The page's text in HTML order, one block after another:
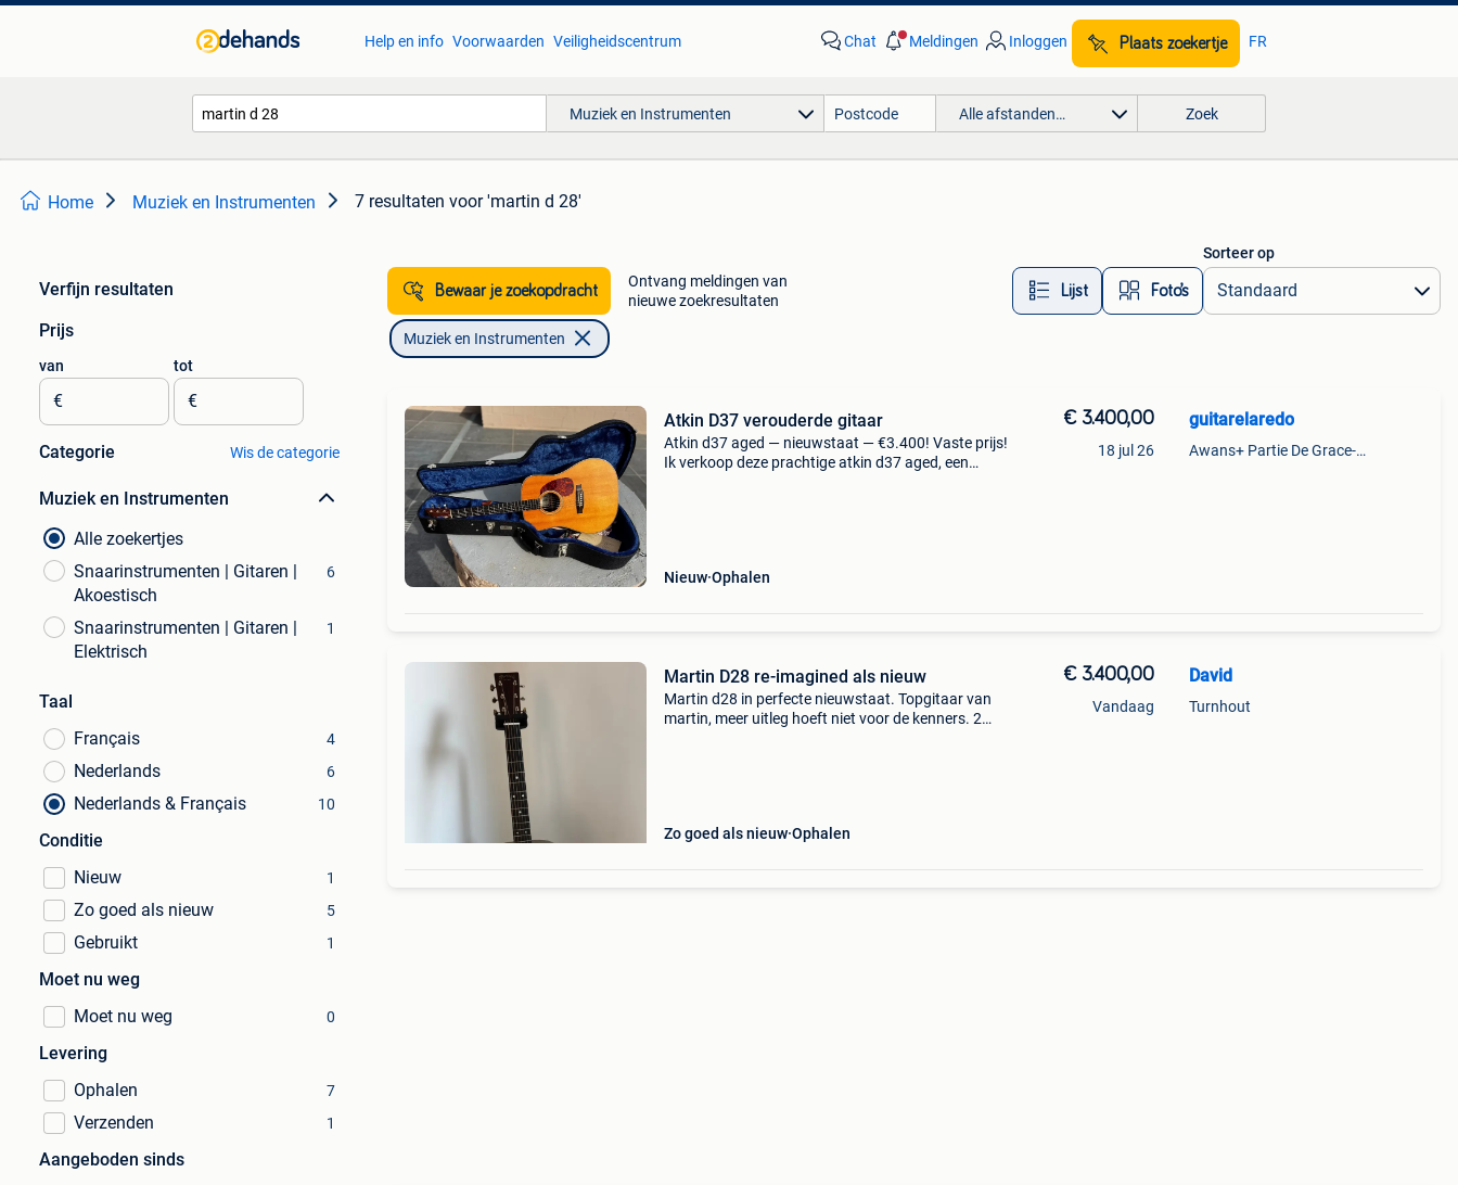
Help en info Voorwaarden Veiligheidscentrum Chat Meldingen Inloggen Plaats zoekertje FR
Muziek en Instrumenten Alle afstanden… Zoek
Home Muziek en Instrumenten 7 resultaten voor 'martin d 28'
Verfijn resultaten
Prijs
van
€
tot
€
Categorie Wis de categorie
Muziek en Instrumenten
Alle zoekertjes
Snaarinstrumenten | Gitaren |
Akoestisch
6
Snaarinstrumenten | Gitaren |
Elektrisch
1
Taal
Français
4
Nederlands 6
Nederlands & Français 10
Conditie
Nieuw
1
Zo goed als nieuw 5
Gebruikt 1
Moet nu weg
Moet nu weg
0
Levering
Ophalen
7
Verzenden 1
Aangeboden sinds
Bewaar je zoekopdracht
Ontvang meldingen van
nieuwe zoekresultaten
Lijst Foto’s
Sorteer op
Muziek en Instrumenten
Atkin D37 verouderde gitaar
Atkin d37 aged — nieuwstaat — €3.400! Vaste prijs!
Ik verkoop deze prachtige atkin d37 aged, een
Nieuw Ophalen
€ 3.400,00
18 jul 26
guitarelaredo
Awans+ Partie De Grace-Hollogne
Martin D28 re-imagined als nieuw
Martin d28 in perfecte nieuwstaat. Topgitaar van
martin, meer uitleg hoeft niet voor de kenners. 2
Zo goed als nieuw Ophalen
€ 3.400,00
Vandaag
David
Turnhout